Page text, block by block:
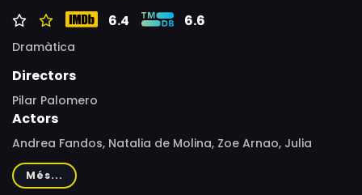
6.4 6.6
Dramàtica
Directors
Pilar Palomero
Actors
Andrea Fandos, Natalia de Molina, Zoe Arnao, Julia
Sierra, Francesca Piñón, Leonor Bruna, Ainara Nieto, Elisa
Martínez, Carlota Gurpegui, Mercè Mariné
Més...